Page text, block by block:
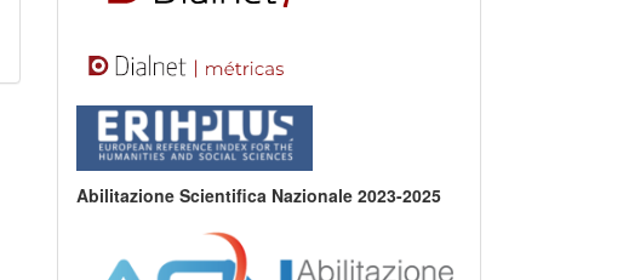
Abilitazione Scientifica Nazionale 2023-2025